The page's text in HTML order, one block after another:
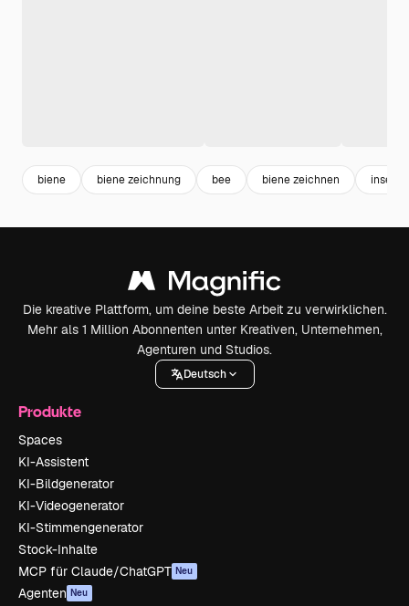
biene biene zeichnung bee biene zeichnen insect
Die kreative Plattform, um deine beste Arbeit zu verwirklichen.
Mehr als 1 Million Abonnenten unter Kreativen, Unternehmen,
Agenturen und Studios.
Deutsch
Produkte
Spaces
KI-Assistent
KI-Bildgenerator
KI-Videogenerator
KI-Stimmengenerator
Stock-Inhalte
MCP für Claude/ChatGPT Neu
Agenten Neu